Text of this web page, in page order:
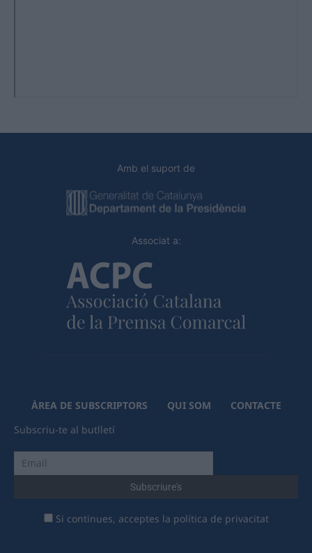
Amb el suport de
Associat a:
ÀREA DE SUBSCRIPTORS QUI SOM
CONTACTE
Subscriu-te al butlletí
Si continues, acceptes la política de privacitat